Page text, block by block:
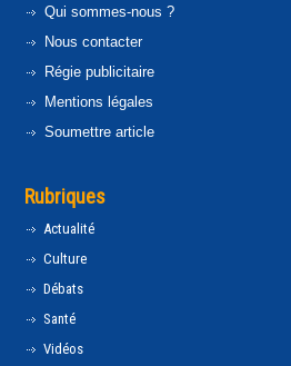
Qui sommes-nous ?
Nous contacter
Régie publicitaire
Mentions légales
Soumettre article
Rubriques
Actualité
Culture
Débats
Santé
Vidéos